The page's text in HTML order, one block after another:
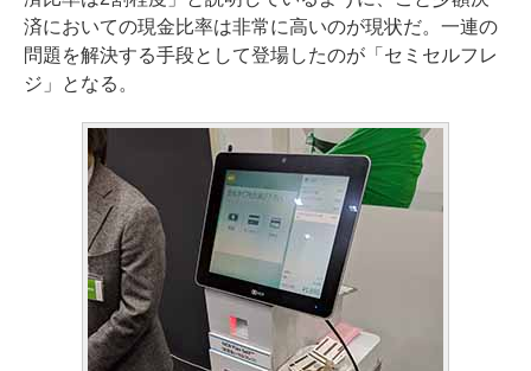
済においての現金比率は非常に高いのが現状だ。一連の
問題を解決する手段として登場したのが「セミセルフレ
ジ」となる。